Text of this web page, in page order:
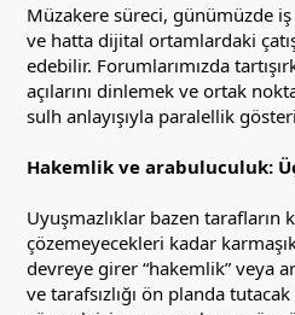
Müzakere süreci, günümüzde
ve hatta dijital ortamlardaki
edebilir. Forumlarımızda
açılarını dinlemek ve ortak
sulh anlayışıyla paralellik
Hakemlik ve arabuluculuk:
Uyuşmazlıklar bazen tarafların
çözemeyecekleri kadar
devreye girer “hakemlik” veya
ve tarafsızlığı ön planda